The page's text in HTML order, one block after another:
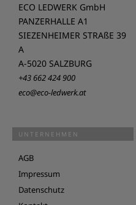
ECO LEDWERK GmbH
PANZERHALLE A1
SIEZENHEIMER STRAßE 39
A
A-5020 SALZBURG
+43 662 424 900
eco@eco-ledwerk.at
UNTERNEHMEN
AGB
Impressum
Datenschutz